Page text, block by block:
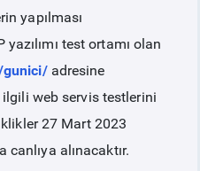
yapılması
test ortamı olan
adresine
web servis testlerini
27 Mart 2023
alınacaktır.